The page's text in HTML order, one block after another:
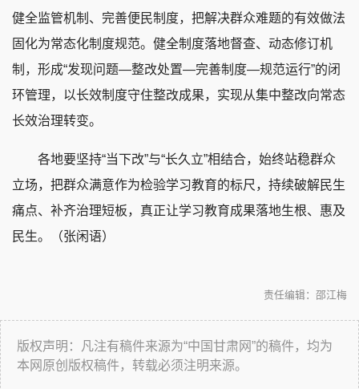
健全监管机制、完善便民制度，把解决群众难题的有效做法
固化为常态化制度规范。健全制度落地督查、动态修订机
制，形成“发现问题—整改处置—完善制度—规范运行”的闭
环管理，以长效制度守住整改成果，实现从集中整改向常态
长效治理转变。
各地要坚持“当下改”与“长久立”相结合，始终站稳群众
立场，把群众满意作为检验学习教育的标尺，持续破解民生
痛点、补齐治理短板，真正让学习教育成果落地生根、惠及
民生。（张闲语）
责任编辑：邵江梅
版权声明：凡注有稿件来源为“中国甘肃网”的稿件，均为
本网原创版权稿件，转载必须注明来源。